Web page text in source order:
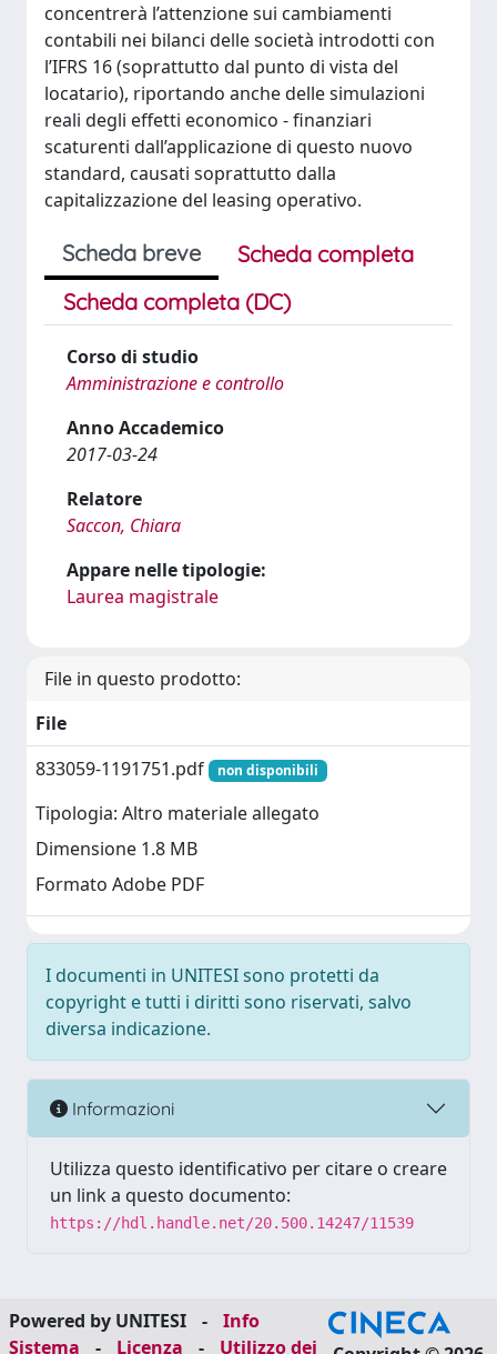
concentrerà l’attenzione sui cambiamenti
contabili nei bilanci delle società introdotti con
l’IFRS 16 (soprattutto dal punto di vista del
locatario), riportando anche delle simulazioni
reali degli effetti economico - finanziari
scaturenti dall’applicazione di questo nuovo
standard, causati soprattutto dalla
capitalizzazione del leasing operativo.
Scheda breve
Scheda completa
Scheda completa (DC)
Corso di studio
Amministrazione e controllo
Anno Accademico
2017-03-24
Relatore
Saccon, Chiara
Appare nelle tipologie:
Laurea magistrale
File in questo prodotto:
File
833059-1191751.pdf
non disponibili
Tipologia: Altro materiale allegato
Dimensione 1.8 MB
Formato Adobe PDF
I documenti in UNITESI sono protetti da
copyright e tutti i diritti sono riservati, salvo
diversa indicazione.
Informazioni
Utilizza questo identificativo per citare o creare
un link a questo documento:
https://hdl.handle.net/20.500.14247/11539
Powered by UNITESI -
Info
Sistema
- Licenza - Utilizzo dei